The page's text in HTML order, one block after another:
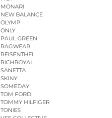
MONARI
NEW BALANCE
OLYMP
ONLY
PAUL GREEN
RAGWEAR
REISENTHEL
RICHROYAL
SANETTA
SKINY
SOMEDAY
TOM FORD
TOMMY HILFIGER
TONIES